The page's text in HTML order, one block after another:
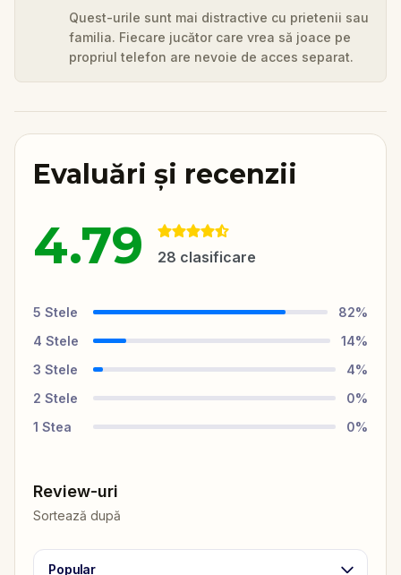
Quest-urile sunt mai distractive cu prietenii sau
familia. Fiecare jucător care vrea să joace pe
propriul telefon are nevoie de acces separat.
Evaluări și recenzii
4.79 28 clasificare
5 Stele 82%
4 Stele 14%
3 Stele 4%
2 Stele 0%
1 Stea 0%
Review-uri
Sortează după
Popular